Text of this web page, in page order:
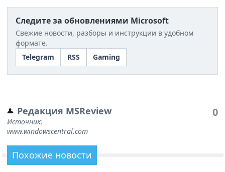
Следите за обновлениями Microsoft
Свежие новости, разборы и инструкции в удобном
формате.
Telegram
RSS Gaming
Редакция MSReview
Источник:
www.windowscentral.com
0
Похожие новости